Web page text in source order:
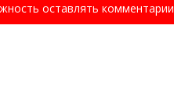
оставлять комментарии